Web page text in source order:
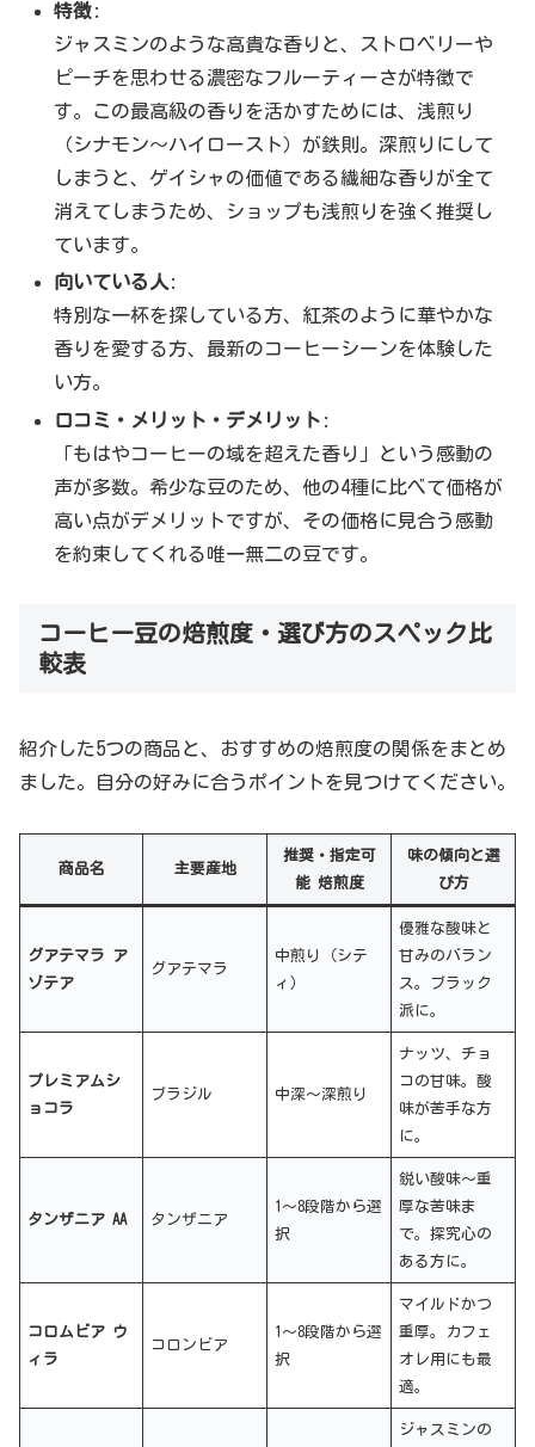
特徴:
ジャスミンのような高貴な香りと、ストロベリーや
ピーチを思わせる濃密なフルーティーさが特徴で
す。この最高級の香りを活かすためには、浅煎り
（シナモン〜ハイロースト）が鉄則。深煎りにして
しまうと、ゲイシャの価値である繊細な香りが全て
消えてしまうため、ショップも浅煎りを強く推奨し
ています。
向いている人:
特別な一杯を探している方、紅茶のように華やかな
香りを愛する方、最新のコーヒーシーンを体験した
い方。
口コミ・メリット・デメリット :
「もはやコーヒーの域を超えた香り」という感動の
声が多数。希少な豆のため、他の4種に比べて価格が
高い点がデメリットですが、その価格に見合う感動
を約束してくれる唯一無二の豆です。
コーヒー豆の焙煎度・選び方のスペック比
較表
紹介した5つの商品と、おすすめの焙煎度の関係をまとめ
ました。自分の好みに合うポイントを見つけてください。
商品名 主要産地
推奨・指定可
能 焙煎度
味の傾向と選
び方
グアテマラ ア
ゾテア
グアテマラ
中煎り（シテ
ィ）
優雅な酸味と
甘みのバラン
ス。ブラック
派に。
プレミアムシ
ョコラ
ブラジル 中深〜深煎り
ナッツ、チョ
コの甘味。酸
味が苦手な方
に。
タンザニア AA タンザニア
1〜8段階から選
択
鋭い酸味〜重
厚な苦味ま
で。探究心の
ある方に。
コロムビア ウ
ィラ
コロンビア
1〜8段階から選
択
マイルドかつ
重厚。カフェ
オレ用にも最
適。
ジャスミンの